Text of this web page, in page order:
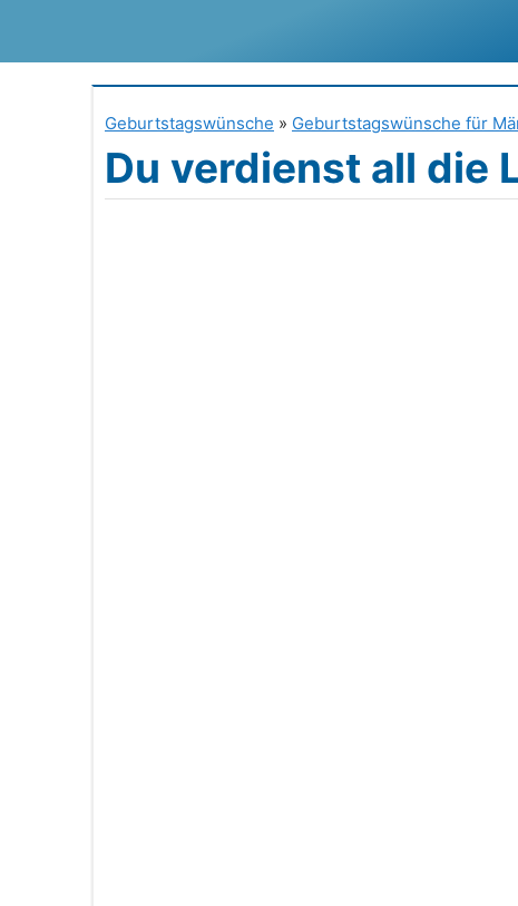
Geburtstagswünsche » Geburtstagswünsche für
Du verdienst all die